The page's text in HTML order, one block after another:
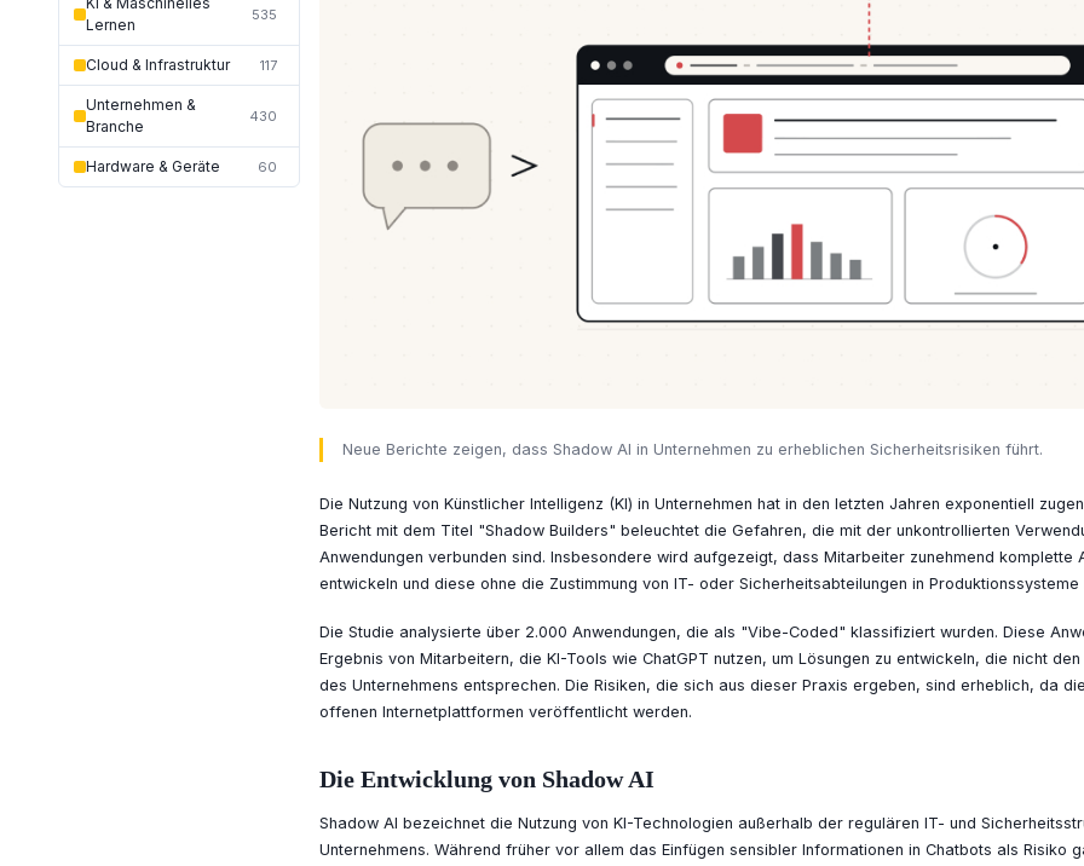
Lernen
535
Cloud & Infrastruktur 117
Unternehmen &
Branche
430
Hardware & Geräte 60
Neue Berichte zeigen, dass Shadow AI in Unternehmen zu erheblichen Sicherheitsrisiken führt.
Die Nutzung von Künstlicher Intelligenz (KI) in Unternehmen hat in den letzten Jahren exponentiell
Bericht mit dem Titel "Shadow Builders" beleuchtet die Gefahren, die mit der unkontrollierten
Anwendungen verbunden sind. Insbesondere wird aufgezeigt, dass Mitarbeiter zunehmend komplette
entwickeln und diese ohne die Zustimmung von IT- oder Sicherheitsabteilungen in Produktionssysteme
Die Studie analysierte über 2.000 Anwendungen, die als "Vibe-Coded" klassifiziert wurden. Diese
Ergebnis von Mitarbeitern, die KI-Tools wie ChatGPT nutzen, um Lösungen zu entwickeln, die nicht
des Unternehmens entsprechen. Die Risiken, die sich aus dieser Praxis ergeben, sind erheblich, da
offenen Internetplattformen veröffentlicht werden.
Die Entwicklung von Shadow AI
Shadow AI bezeichnet die Nutzung von KI-Technologien außerhalb der regulären IT- und
Unternehmens. Während früher vor allem das Einfügen sensibler Informationen in Chatbots als Risiko